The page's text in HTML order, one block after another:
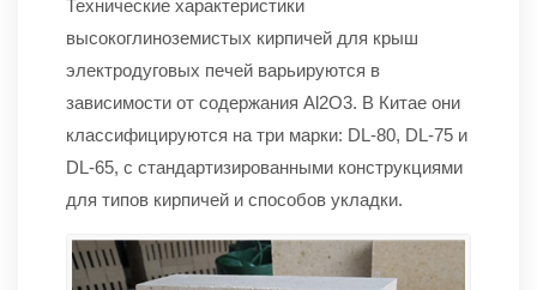
Технические характеристики
высокоглиноземистых кирпичей для крыш
электродуговых печей варьируются в
зависимости от содержания Al2O3. В Китае они
классифицируются на три марки: DL-80, DL-75 и
DL-65, с стандартизированными конструкциями
для типов кирпичей и способов укладки.